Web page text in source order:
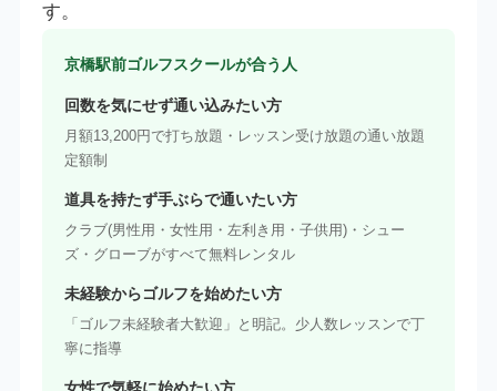
す。
京橋駅前ゴルフスクールが合う人
回数を気にせず通い込みたい方
月額13,200円で打ち放題・レッスン受け放題の通い放題
定額制
道具を持たず手ぶらで通いたい方
クラブ(男性用・女性用・左利き用・子供用)・シュー
ズ・グローブがすべて無料レンタル
未経験からゴルフを始めたい方
「ゴルフ未経験者大歓迎」と明記。少人数レッスンで丁
寧に指導